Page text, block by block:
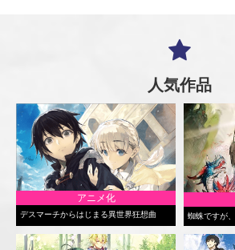
人気作品
アニメ化
デスマーチからはじまる異世界狂想曲 蜘蛛ですが